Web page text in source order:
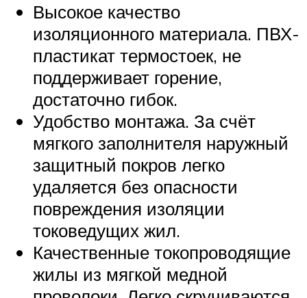
Высокое качество
изоляционного материала. ПВХ-
пластикат термостоек, не
поддерживает горение,
достаточно гибок.
Удобство монтажа. За счёт
мягкого заполнителя наружный
защитный покров легко
удаляется без опасности
повреждения изоляции
токоведущих жил.
Качественные токопроводящие
жилы из мягкой медной